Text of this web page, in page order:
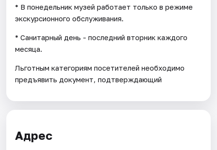
* В понедельник музей работает только в режиме
экскурсионного обслуживания.
* Санитарный день - последний вторник каждого
месяца.
Льготным категориям посетителей необходимо
предъявить документ, подтверждающий
Адрес